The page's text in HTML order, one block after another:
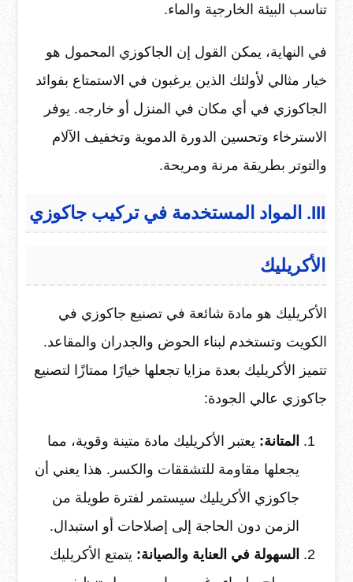
تناسب البيئة الخارجية والماء.
في النهاية، يمكن القول إن الجاكوزي المحمول هو
خيار مثالي لأولئك الذين يرغبون في الاستمتاع بفوائد
الجاكوزي في أي مكان في المنزل أو خارجه. يوفر
الاسترخاء وتحسين الدورة الدموية وتخفيف الآلام
والتوتر بطريقة مرنة ومريحة.
III. المواد المستخدمة في تركيب جاكوزي
الأكريليك
الأكريليك هو مادة شائعة في تصنيع جاكوزي في
الكويت وتستخدم لبناء الحوض والجدران والمقاعد.
تتميز الأكريليك بعدة مزايا تجعلها خيارًا ممتازًا لتصنيع
جاكوزي عالي الجودة:
المتانة: يعتبر الأكريليك مادة متينة وقوية، مما
يجعلها مقاومة للتشققات والكسر. هذا يعني أن
جاكوزي الأكريليك سيستمر لفترة طويلة من
الزمن دون الحاجة إلى إصلاحات أو استبدال.
السهولة في العناية والصيانة: يتمتع الأكريليك